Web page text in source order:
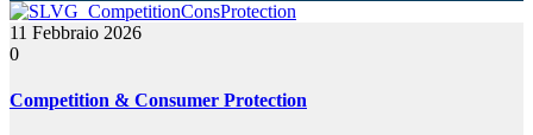
11 Febbraio 2026
0
Competition & Consumer Protection